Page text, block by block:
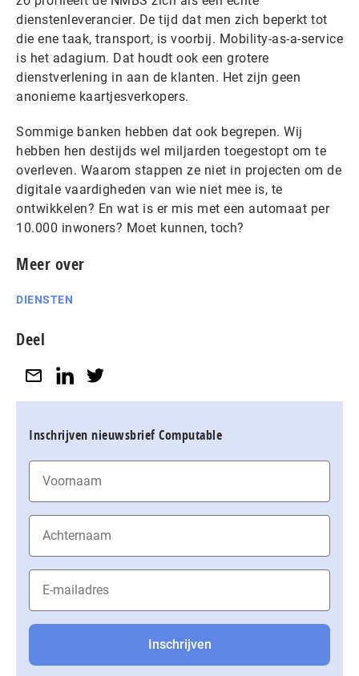
dienstenleverancier. De tijd dat men zich beperkt tot
die ene taak, transport, is voorbij. Mobility-as-a-service
is het adagium. Dat houdt ook een grotere
dienstverlening in aan de klanten. Het zijn geen
anonieme kaartjesverkopers.
Sommige banken hebben dat ook begrepen. Wij
hebben hen destijds wel miljarden toegestopt om te
overleven. Waarom stappen ze niet in projecten om de
digitale vaardigheden van wie niet mee is, te
ontwikkelen? En wat is er mis met een automaat per
10.000 inwoners? Moet kunnen, toch?
Meer over
DIENSTEN
Deel
Inschrijven nieuwsbrief Computable